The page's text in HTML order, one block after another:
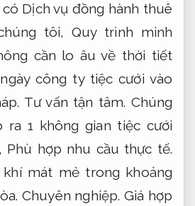
có Dịch vụ đồng hành thuê
tôi,Quy trình minh
cần lo âu về thời tiết
công ty tiệc cưới vào
Tư vấn tận tâm. Chúng
1 không gian tiệc cưới
Phù hợp nhu cầu thực tế.
mát mẻ trong khoảng
Chuyên nghiệp. Giá hợp